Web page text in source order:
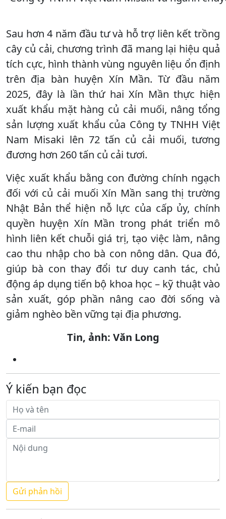
Sau hơn 4 năm đầu tư và hỗ trợ liên kết trồng
cây củ cải, chương trình đã mang lại hiệu quả
tích cực, hình thành vùng nguyên liệu ổn định
trên địa bàn huyện Xín Mần. Từ đầu năm
2025, đây là lần thứ hai Xín Mần thực hiện
xuất khẩu mặt hàng củ cải muối, nâng tổng
sản lượng xuất khẩu của Công ty TNHH Việt
Nam Misaki lên 72 tấn củ cải muối, tương
đương hơn 260 tấn củ cải tươi.
Việc xuất khẩu bằng con đường chính ngạch
đối với củ cải muối Xín Mần sang thị trường
Nhật Bản thể hiện nỗ lực của cấp ủy, chính
quyền huyện Xín Mần trong phát triển mô
hình liên kết chuỗi giá trị, tạo việc làm, nâng
cao thu nhập cho bà con nông dân. Qua đó,
giúp bà con thay đổi tư duy canh tác, chủ
động áp dụng tiến bộ khoa học – kỹ thuật vào
sản xuất, góp phần nâng cao đời sống và
giảm nghèo bền vững tại địa phương.
Tin, ảnh: Văn Long
Ý kiến bạn đọc